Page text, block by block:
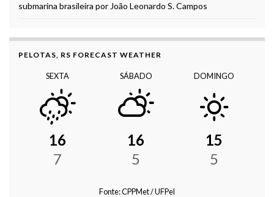
submarina brasileira por João Leonardo S. Campos
PELOTAS, RS FORECAST WEATHER
SEXTA
16
7
SÁBADO
16
5
DOMINGO
15
5
Fonte: CPPMet / UFPel